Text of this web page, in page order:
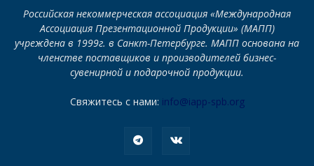
Российская некоммерческая ассоциация «Международная
Ассоциация Презентационной Продукции» (МАПП)
учреждена в 1999г. в Санкт-Петербурге. МАПП основана на
членстве поставщиков и производителей бизнес-
сувенирной и подарочной продукции.
Свяжитесь с нами: info@iapp-spb.org